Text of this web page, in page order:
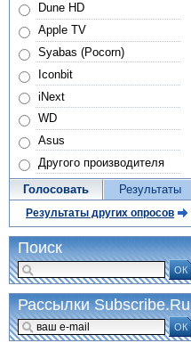
Dune HD
Apple TV
Syabas (Pocorn)
Iconbit
iNext
WD
Asus
Другого производителя
Голосовать Результаты
Результаты других опросов
Поиск
ОК
Рассылки Subscribe.Ru
ОК